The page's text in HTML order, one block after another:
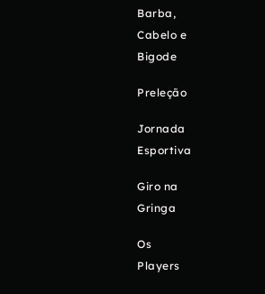
Barba,
Cabelo e
Bigode
Preleção
Jornada
Esportiva
Giro na
Gringa
Os
Players